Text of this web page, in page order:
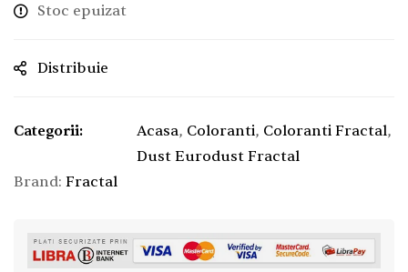
Stoc epuizat
Distribuie
Categorii: Acasa, Coloranti, Coloranti Fractal,
Dust Eurodust Fractal
Brand: Fractal